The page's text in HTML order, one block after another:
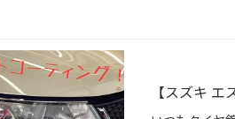
【スズキ